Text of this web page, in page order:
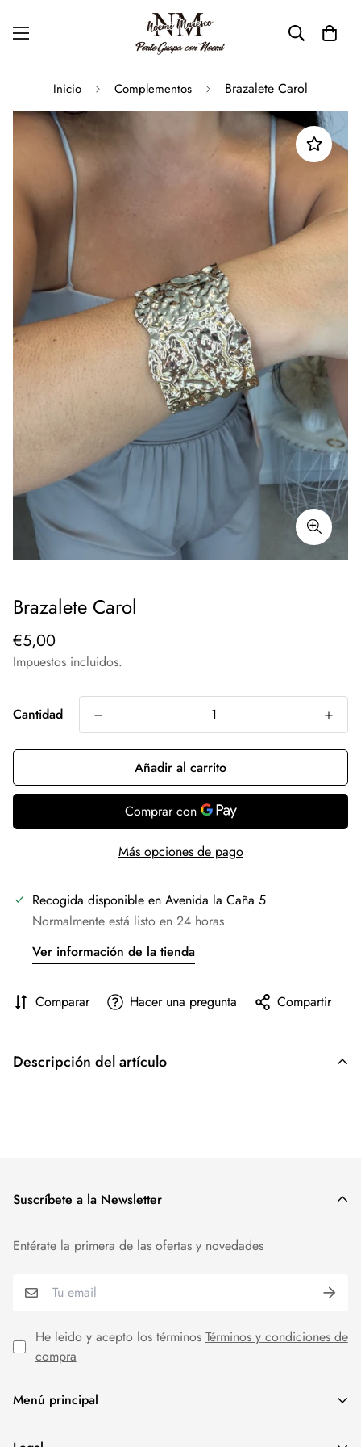
Inicio Complementos Brazalete Carol
Brazalete Carol
Precio
regular
€5,00
Impuestos incluidos.
Cantidad
Añadir al carrito
Más opciones de pago
Recogida disponible en Avenida la Caña 5
Normalmente está listo en 24 horas
Ver información de la tienda
Comparar Hacer una pregunta Compartir
Descripción del artículo
Suscríbete a la Newsletter
Entérate la primera de las ofertas y novedades
He leido y acepto los términos Términos y condiciones de
compra
Menú principal
MODA MUJER